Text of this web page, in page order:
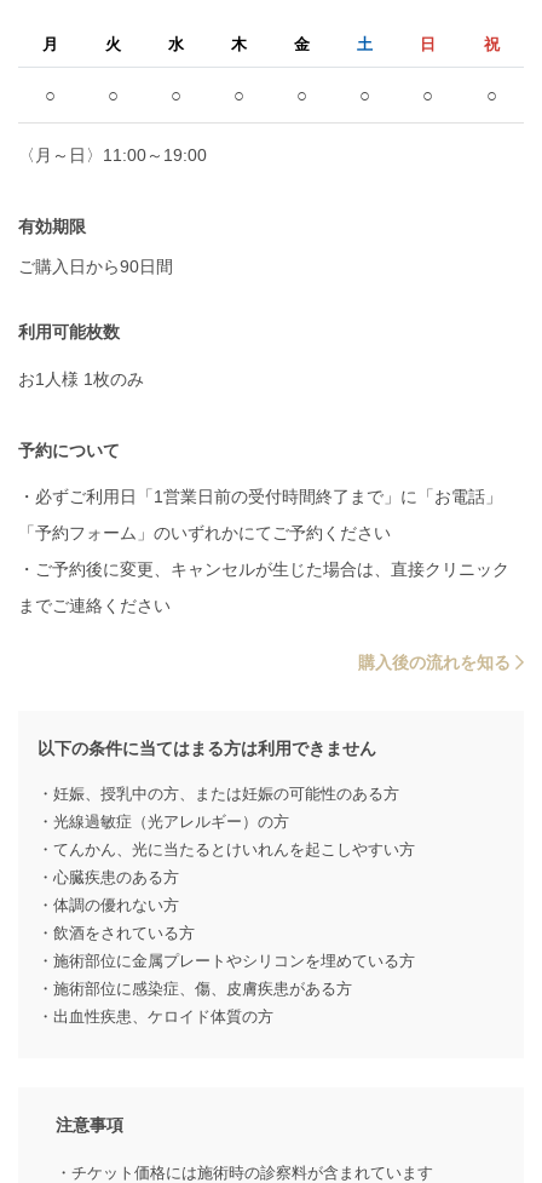
月 火 水 木 金 土 日 祝
○ ○ ○ ○ ○ ○ ○ ○
〈月～日〉11:00～19:00
有効期限
ご購入日から90日間
利用可能枚数
お1人様 1枚のみ
予約について
・必ずご利用日「1営業日前の受付時間終了まで」に「お電話」
「予約フォーム」のいずれかにてご予約ください
・ご予約後に変更、キャンセルが生じた場合は、直接クリニック
までご連絡ください
購入後の流れを知る
以下の条件に当てはまる方は利用できません
・妊娠、授乳中の方、または妊娠の可能性のある方
・光線過敏症（光アレルギー）の方
・てんかん、光に当たるとけいれんを起こしやすい方
・心臓疾患のある方
・体調の優れない方
・飲酒をされている方
・施術部位に金属プレートやシリコンを埋めている方
・施術部位に感染症、傷、皮膚疾患がある方
・出血性疾患、ケロイド体質の方
注意事項
・チケット価格には施術時の診察料が含まれています